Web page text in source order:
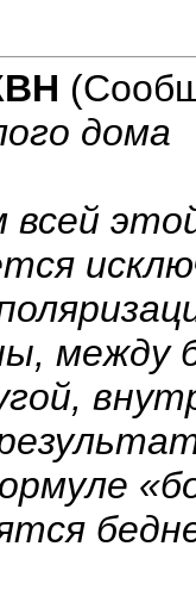
дома
между